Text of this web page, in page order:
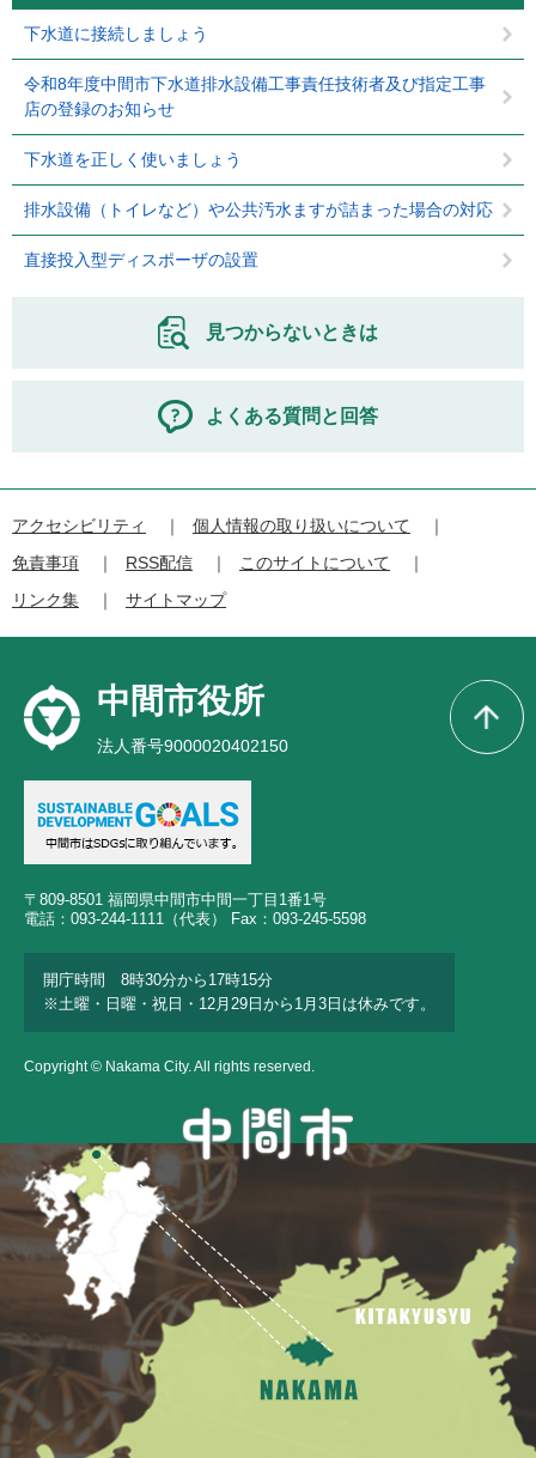
下水道に接続しましょう
令和8年度中間市下水道排水設備工事責任技術者及び指定工事
店の登録のお知らせ
下水道を正しく使いましょう
排水設備（トイレなど）や公共汚水ますが詰まった場合の対応
直接投入型ディスポーザの設置
見つからないときは
よくある質問と回答
アクセシビリティ
個人情報の取り扱いについて
免責事項
RSS配信
このサイトについて
リンク集
サイトマップ
中間市役所
法人番号9000020402150
〒809-8501 福岡県中間市中間一丁目1番1号
電話：093-244-1111（代表） Fax：093-245-5598
開庁時間 8時30分から17時15分
※土曜・日曜・祝日・12月29日から1月3日は休みです。
Copyright © Nakama City. All rights reserved.